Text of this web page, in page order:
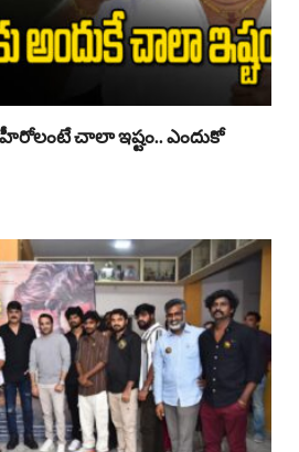
చాలా ఇష్టం.. ఎందుకో